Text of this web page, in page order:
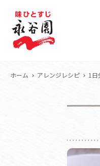
ホーム アレンジレシピ 1日